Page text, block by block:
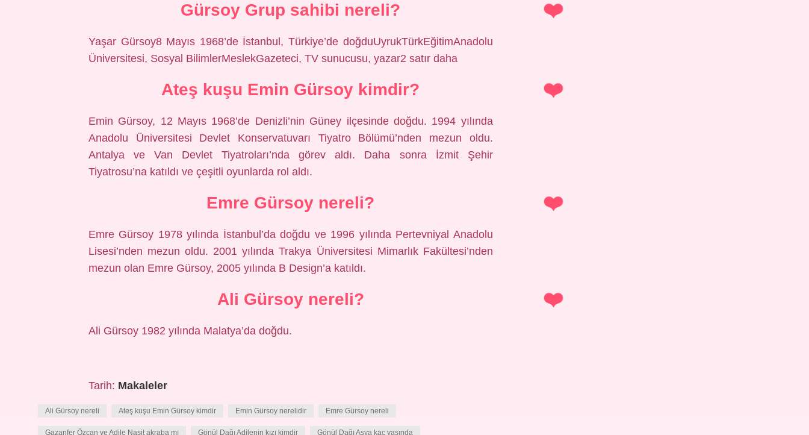
Gürsoy Grup sahibi nereli?
Yaşar Gürsoy8 Mayıs 1968’de İstanbul, Türkiye’de doğduUyrukTürkEğitimAnadolu
Üniversitesi, Sosyal BilimlerMeslekGazeteci, TV sunucusu, yazar2 satır daha
Ateş kuşu Emin Gürsoy kimdir?
Emin Gürsoy, 12 Mayıs 1968’de Denizli’nin Güney ilçesinde doğdu. 1994 yılında
Anadolu Üniversitesi Devlet Konservatuvarı Tiyatro Bölümü’nden mezun oldu.
Antalya ve Van Devlet Tiyatroları’nda görev aldı. Daha sonra İzmit Şehir
Tiyatrosu’na katıldı ve çeşitli oyunlarda rol aldı.
Emre Gürsoy nereli?
Emre Gürsoy 1978 yılında İstanbul’da doğdu ve 1996 yılında Pertevniyal Anadolu
Lisesi’nden mezun oldu. 2001 yılında Trakya Üniversitesi Mimarlık Fakültesi’nden
mezun olan Emre Gürsoy, 2005 yılında B Design’a katıldı.
Ali Gürsoy nereli?
Ali Gürsoy 1982 yılında Malatya’da doğdu.
Tarih: Makaleler
Ali Gürsoy nereli Ateş kuşu Emin Gürsoy kimdir Emin Gürsoy nerelidir Emre Gürsoy nereli
Gazanfer Özcan ve Adile Naşit akraba mı Gönül Dağı Adilenin kızı kimdir Gönül Dağı Asya kaç yaşında